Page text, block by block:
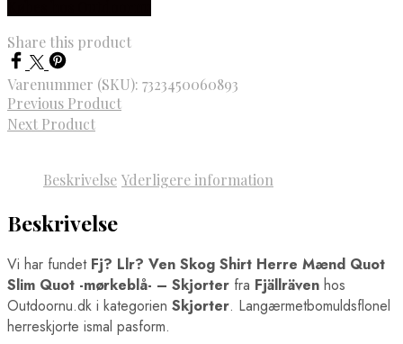
Share this product
Varenummer (SKU): 7323450060893
Previous Product
Next Product
Beskrivelse Yderligere information
Beskrivelse
Vi har fundet Fj? Llr? Ven Skog Shirt Herre Mænd Quot
Slim Quot -mørkeblå- – Skjorter fra Fjällräven hos
Outdoornu.dk i kategorien Skjorter. Langærmetbomuldsflonel
herreskjorte ismal pasform.